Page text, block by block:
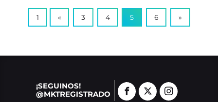
1 « 3 4 5 6 »
¡SEGUINOS!
@MKTREGISTRADO